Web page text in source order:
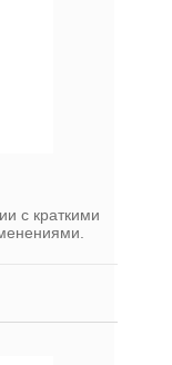
с краткими